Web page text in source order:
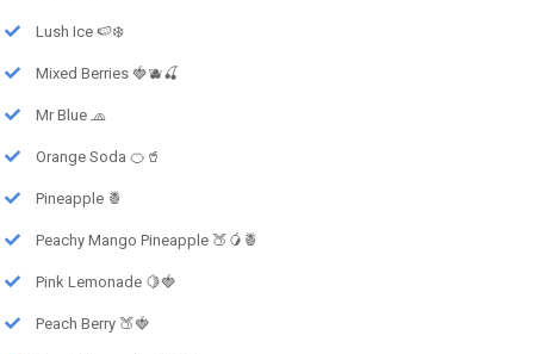
Lush Ice 🍉❄️
Mixed Berries 🍓🫐🍒
Mr Blue 🧢
Orange Soda 🍊🥤
Pineapple 🍍
Peachy Mango Pineapple 🍑🥭🍍
Pink Lemonade 🍋🍓
Peach Berry 🍑🍓